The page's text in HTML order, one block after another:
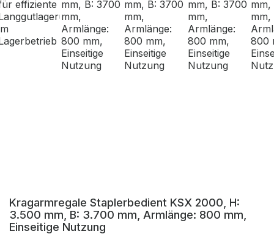
Kragarmregale Staplerbedient KSX 2000, H:
3.500 mm, B: 3.700 mm, Armlänge: 800 mm,
Einseitige Nutzung